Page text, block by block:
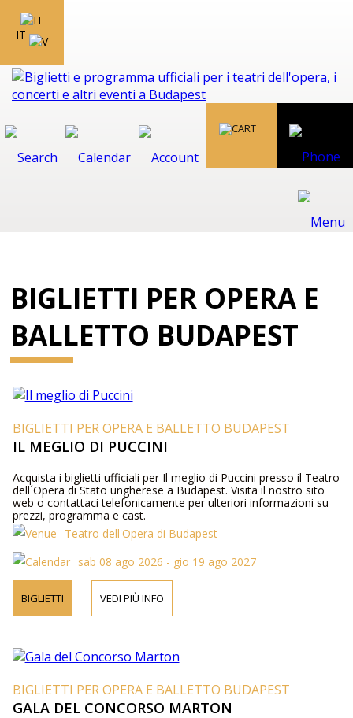
IT
BIGLIETTI PER OPERA E
BALLETTO BUDAPEST
BIGLIETTI PER OPERA E BALLETTO BUDAPEST
IL MEGLIO DI PUCCINI
Acquista i biglietti ufficiali per Il meglio di Puccini presso il Teatro
dell´Opera di Stato ungherese a Budapest. Visita il nostro sito
web o contattaci telefonicamente per ulteriori informazioni su
prezzi, programma e cast.
Teatro dell'Opera di Budapest
sab 08 ago 2026 - gio 19 ago 2027
BIGLIETTI VEDI PIÙ INFO
BIGLIETTI PER OPERA E BALLETTO BUDAPEST
GALA DEL CONCORSO MARTON